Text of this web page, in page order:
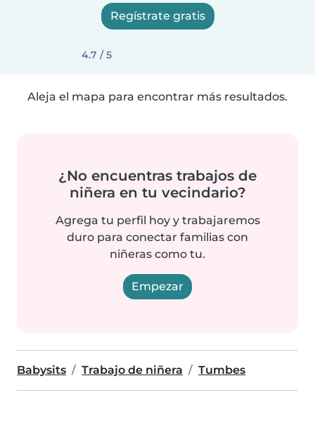
Regístrate gratis
4.7 / 5
Aleja el mapa para encontrar más resultados.
¿No encuentras trabajos de
niñera en tu vecindario?
Agrega tu perfil hoy y trabajaremos
duro para conectar familias con
niñeras como tu.
Empezar
Babysits Trabajo de niñera Tumbes